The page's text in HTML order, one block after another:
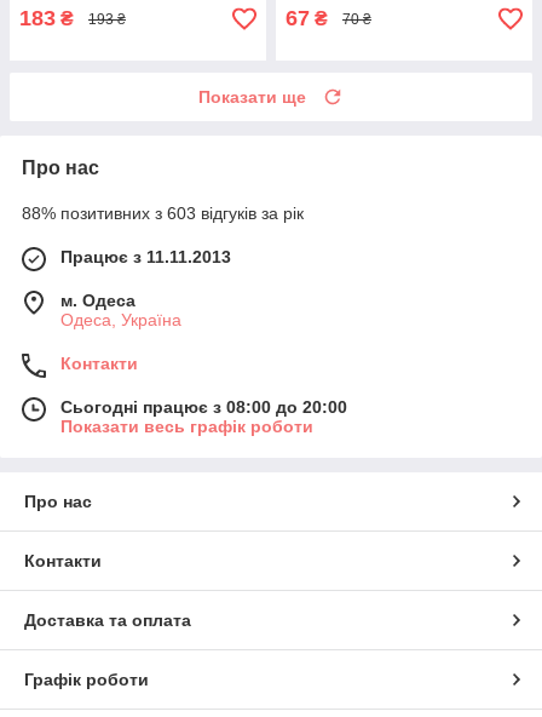
183 ₴ 193 ₴ 67 ₴ 70 ₴
Показати ще
Про нас
88% позитивних з 603 відгуків за рік
Працює з 11.11.2013
м. Одеса
Одеса, Україна
Контакти
Сьогодні працює з 08:00 до 20:00
Показати весь графік роботи
Про нас
Контакти
Доставка та оплата
Графік роботи